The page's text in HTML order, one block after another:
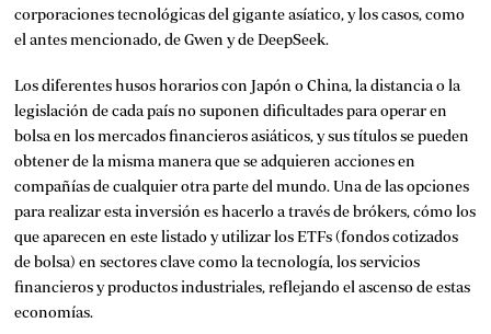
corporaciones tecnológicas del gigante asíatico, y los casos, como
el antes mencionado, de Gwen y de DeepSeek.
Los diferentes husos horarios con Japón o China, la distancia o la
legislación de cada país no suponen dificultades para operar en
bolsa en los mercados financieros asiáticos, y sus títulos se pueden
obtener de la misma manera que se adquieren acciones en
compañías de cualquier otra parte del mundo. Una de las opciones
para realizar esta inversión es hacerlo a través de brókers, cómo los
que aparecen en este listado y utilizar losETFs(fondos cotizados
de bolsa) en sectores clave como la tecnología, los servicios
financieros y productos industriales, reflejando el ascenso de estas
economías.